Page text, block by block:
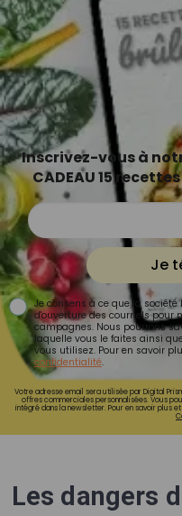
Inscrivez-vous à
CADEAU 15 recettes
Je
Je consens à ce que la
d'ouverture des courriels pour
campagnes. Nous pourrons
laquelle vous le faites ainsi
vous utilisez. Pour en savoir
confidentialité.
Votre adresse email sera utilisée par Digital
offres commerciales personnalisées. Vous
intégré dans la newsletter. Pour en savoir plus
Les dangers